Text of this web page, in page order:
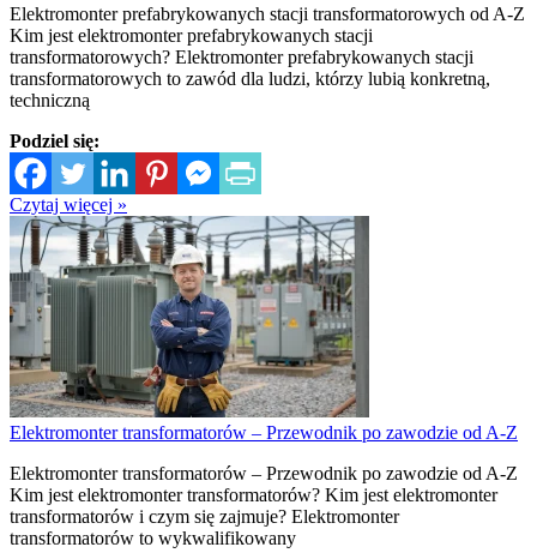
Elektromonter prefabrykowanych stacji transformatorowych od A-Z
Kim jest elektromonter prefabrykowanych stacji
transformatorowych? Elektromonter prefabrykowanych stacji
transformatorowych to zawód dla ludzi, którzy lubią konkretną,
techniczną
Podziel się:
Czytaj więcej »
Elektromonter transformatorów – Przewodnik po zawodzie od A-Z
Elektromonter transformatorów – Przewodnik po zawodzie od A-Z
Kim jest elektromonter transformatorów? Kim jest elektromonter
transformatorów i czym się zajmuje? Elektromonter
transformatorów to wykwalifikowany